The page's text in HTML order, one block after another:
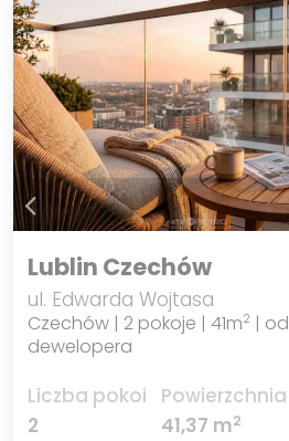
Lublin Czechów
ul. Edwarda Wojtasa
Czechów | 2 pokoje | 41m2 | od
dewelopera
Liczba pokoi
2
Powierzchnia
41,37 m2